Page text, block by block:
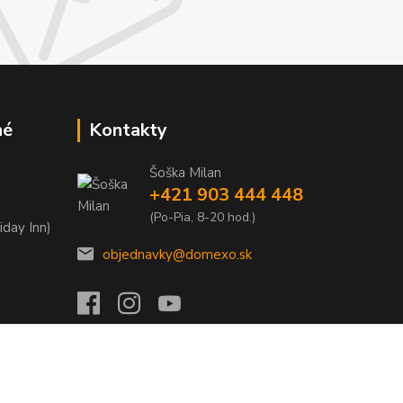
Inn)
Kontakty
Šoška Milan
+421 903 444 448
(Po-Pia, 8-20 hod.)
objednavky@domexo.sk